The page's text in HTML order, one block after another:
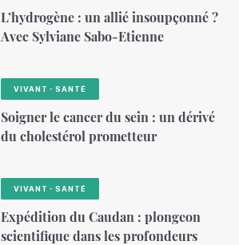
L’hydrogène : un allié insoupçonné ?
Avec Sylviane Sabo-Etienne
VIVANT・SANTÉ
Soigner le cancer du sein : un dérivé
du cholestérol prometteur
VIVANT・SANTÉ
Expédition du Caudan : plongeon
scientifique dans les profondeurs